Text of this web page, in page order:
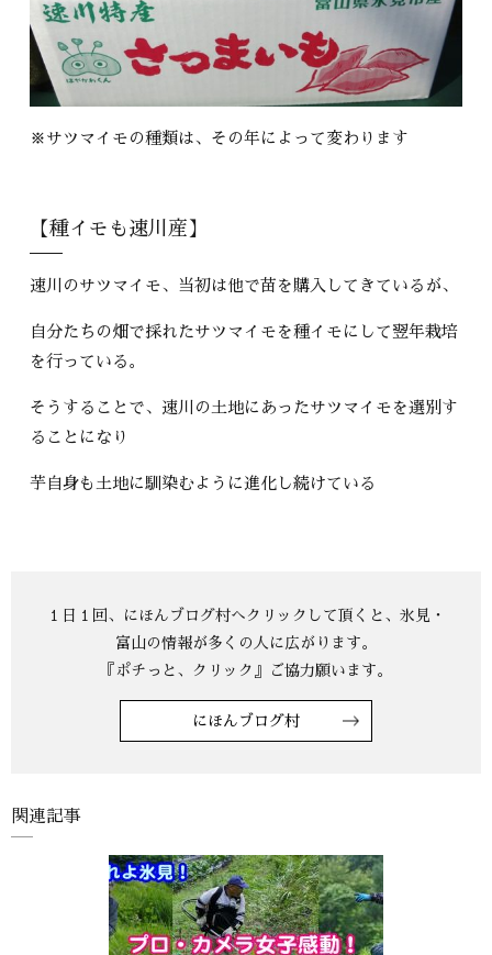
※サツマイモの種類は、その年によって変わります
【種イモも速川産】
速川のサツマイモ、当初は他で苗を購入してきているが、
自分たちの畑で採れたサツマイモを種イモにして翌年栽培
を行っている。
そうすることで、速川の土地にあったサツマイモを選別す
ることになり
芋自身も土地に馴染むように進化し続けている
にほんブログ村
関連記事